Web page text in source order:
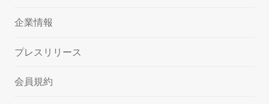
企業情報
プレスリリース
会員規約